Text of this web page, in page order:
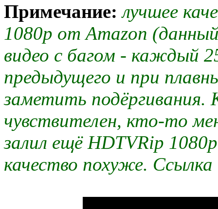
Примечание:лучшее
1080p от Amazon
видео с багом - каждый
предыдущего и при
заметить
чувствителен, кто-то
залил ещё HDTVRip
качество похуже.